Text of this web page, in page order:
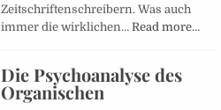
Zeitschriftenschreibern. Was auch
immer die wirklichen… Read more…
Die Psychoanalyse des
Organischen